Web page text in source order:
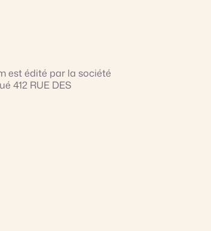
est édité par la société
412 RUE DES